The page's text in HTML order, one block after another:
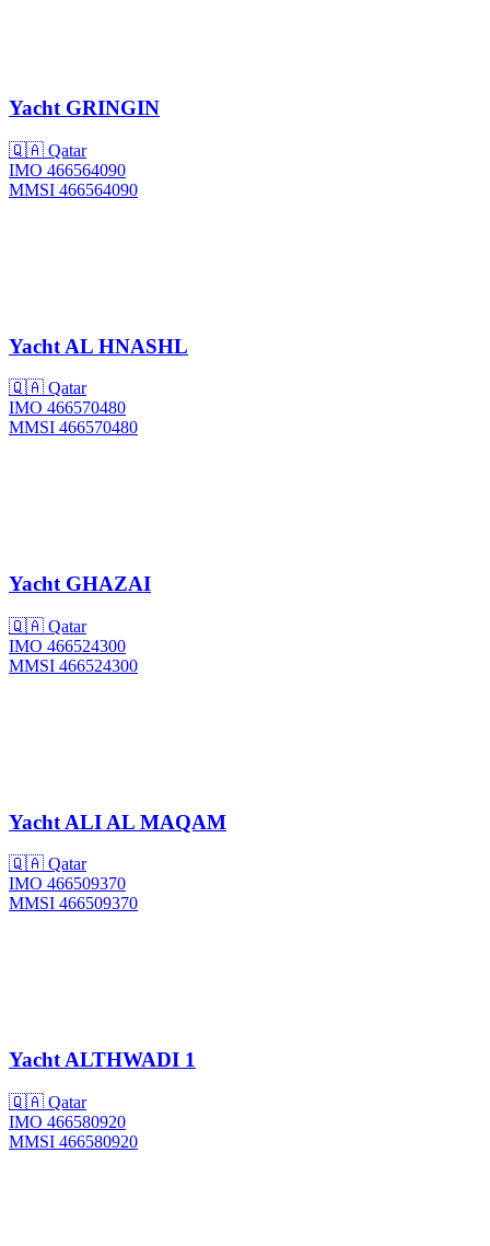
YachtGRINGIN
🇶🇦 Qatar
IMO 466564090
MMSI 466564090
Yacht AL HNASHL
🇶🇦 Qatar
IMO 466570480
MMSI 466570480
Yacht GHAZAI
🇶🇦 Qatar
IMO 466524300
MMSI 466524300
Yacht ALI AL MAQAM
🇶🇦 Qatar
IMO 466509370
MMSI 466509370
Yacht ALTHWADI 1
🇶🇦 Qatar
IMO 466580920
MMSI 466580920